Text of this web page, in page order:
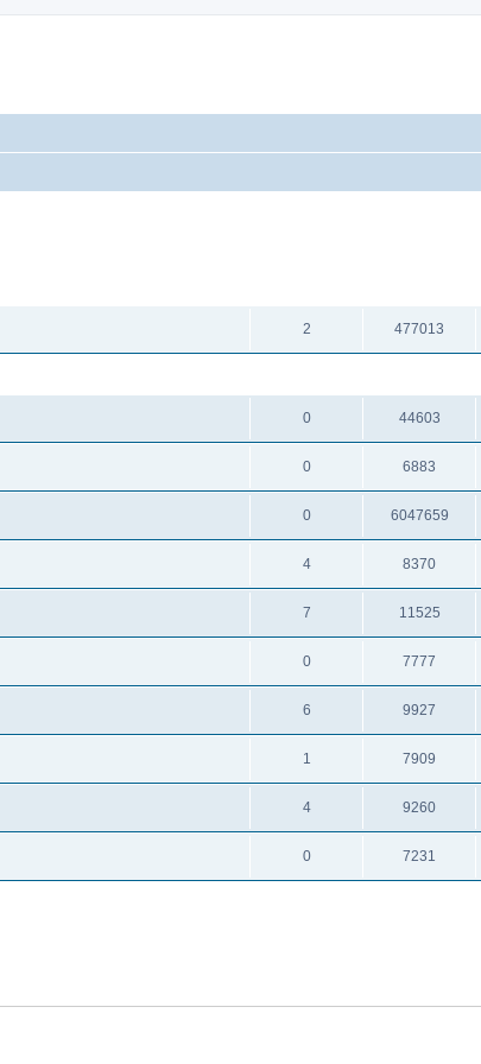
2 477013
0 44603
0 6883
0 6047659
4 8370
7 11525
0 7777
6 9927
1 7909
4 9260
0 7231